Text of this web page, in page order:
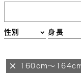
性別 身長
160cm～